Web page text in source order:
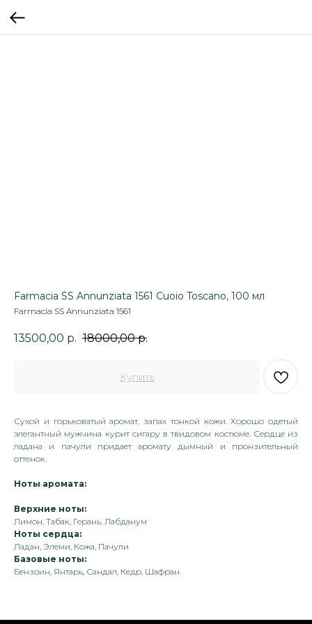
Farmacia SS Annunziata 1561 Cuoio Toscano, 100 мл
Farmacia SS Annunziata 1561
13500,00 р. 18000,00 р.
Купить
Сухой и горьковатый аромат, запах тонкой кожи. Хорошо одетый
элегантный мужчина курит сигару в твидовом костюме. Сердце из
ладана и пачули придает аромату дымный и пронзительный
оттенок.
Ноты аромата:
Верхние ноты:
Лимон, Табак, Герань, Лабданум
Ноты сердца:
Ладан, Элеми, Кожа, Пачули
Базовые ноты:
Бензоин, Янтарь, Сандал, Кедр, Шафран